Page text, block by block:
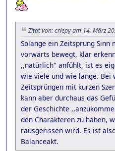
Zitat von: criepy am 14. März
Solange ein Zeitsprung Sinn
vorwärts bewegt, klar
,,natürlich" anfühlt, ist es
wie viele und wie lange. Bei
Zeitsprüngen mit kurzen
kann aber durchaus das
der Geschichte
den Charakteren zu haben,
rausgerissen wird. Es ist
Balanceakt.